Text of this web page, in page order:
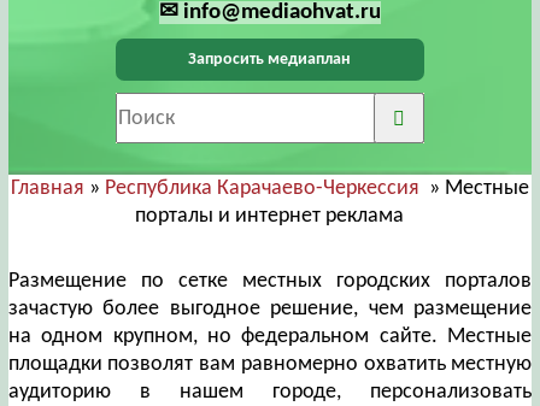
✉ info@mediaohvat.ru
Запросить медиаплан
Главная » Республика Карачаево-Черкессия » Местные
порталы и интернет реклама
Размещение по сетке местных городских порталов
зачастую более выгодное решение, чем размещение
на одном крупном, но федеральном сайте. Местные
площадки позволят вам равномерно охватить местную
аудиторию в нашем городе, персонализовать